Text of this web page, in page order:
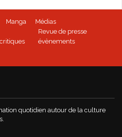
Manga
Médias
Revue de presse
évènements
quotidien autour de la culture